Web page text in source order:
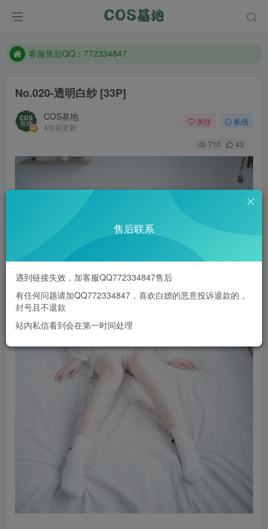
遇到任何问题加客服QQ：772334847
客服售后QQ：772334847
防失联：百度搜索《一七天佳》，实时查看最新站点。
No.020-透明白纱 [33P]
COS基地
4年前更新
关注 私信
710 43
售后联系
遇到链接失效，加客服QQ772334847售后
有任何问题请加QQ772334847，喜欢白嫖的恶意投诉退款的，
封号且不退款
站内私信看到会在第一时间处理